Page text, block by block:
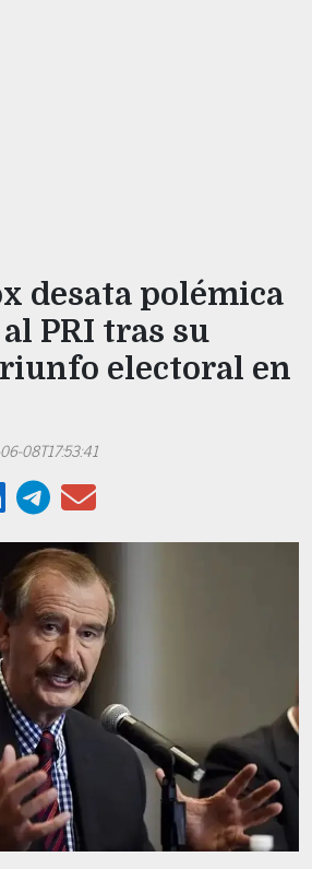
desata polémica
PRI tras su
electoral en
08T17:53:41